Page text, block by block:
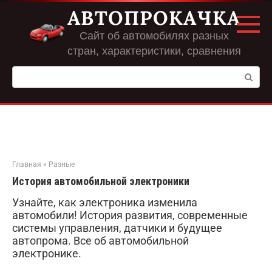
Перейти
контенту
АВТОПРОКАЧКА
Сайт об автомобилях разных
стран, характеристики, сравнения
Поиск:
Главная » Разные
История автомобильной электроники
Узнайте, как электроника изменила
автомобили! История развития, современные
системы управления, датчики и будущее
автопрома. Все об автомобильной
электронике.